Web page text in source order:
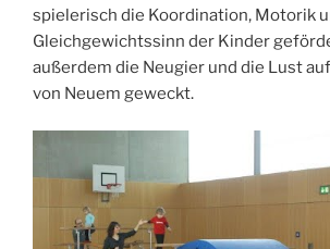
spielerisch die Koordination, Motorik
Gleichgewichtssinn der Kinder
außerdem die Neugier und die Lust
von Neuem geweckt.